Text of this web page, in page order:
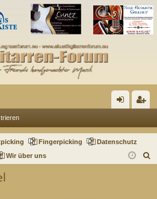
m ist
rie
Fingerpicking
Datenschutz
Wir über uns